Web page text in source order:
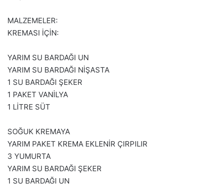
MALZEMELER:
KREMASI İÇİN:
YARIM SU BARDAĞI UN
YARIM SU BARDAĞI NİŞASTA
1 SU BARDAĞI ŞEKER
1 PAKET VANİLYA
1 LİTRE SÜT
SOĞUK KREMAYA
YARIM PAKET KREMA EKLENİR ÇIRPILIR
3 YUMURTA
YARIM SU BARDAĞI ŞEKER
1 SU BARDAĞI UN